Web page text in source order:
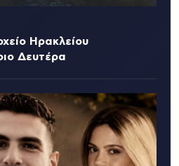
Ηρακλείου
Δευτέρα